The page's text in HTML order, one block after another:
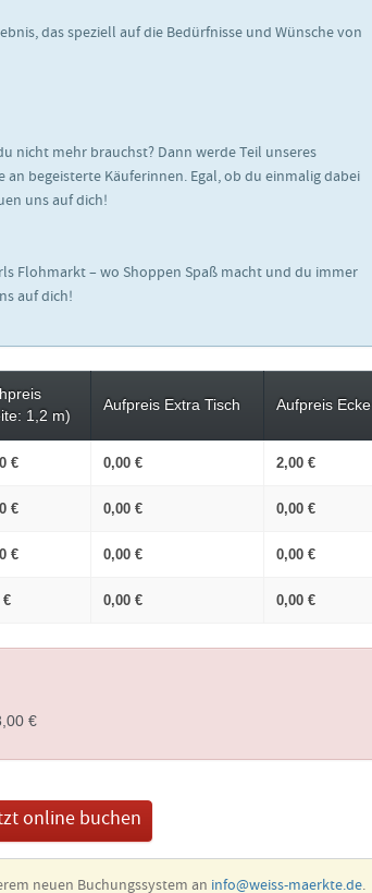
das speziell auf die Bedürfnisse und Wünsche von
nicht mehr brauchst? Dann werde Teil unseres
begeisterte Käuferinnen. Egal, ob du einmalig dabei
uns auf dich!
Flohmarkt – wo Shoppen Spaß macht und du immer
auf dich!
1,2 m)
Aufpreis Extra Tisch Aufpreis Ecke
€ 0,00 € 2,00 €
€ 0,00 € 0,00 €
€ 0,00 € 0,00 €
€ 0,00 € 0,00 €
€
online buchen
neuen Buchungssystem an info@weiss-maerkte.de.